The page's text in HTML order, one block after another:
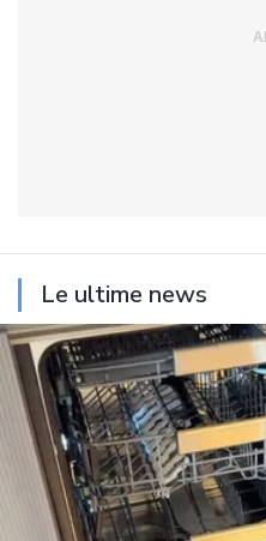
Le ultime news